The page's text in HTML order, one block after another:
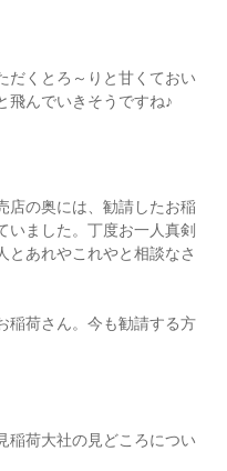
だくとろ～りと甘くておい
飛んでいきそうですね♪
店の奥には、勧請したお稲
いました。丁度お一人真剣
とあれやこれやと相談なさ
稲荷さん。今も勧請する方
稲荷大社の見どころについ